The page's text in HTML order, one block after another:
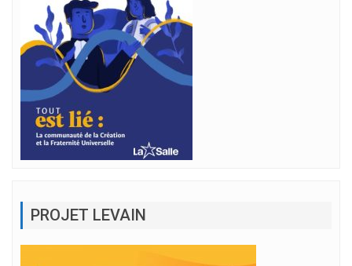
PROJET LEVAIN